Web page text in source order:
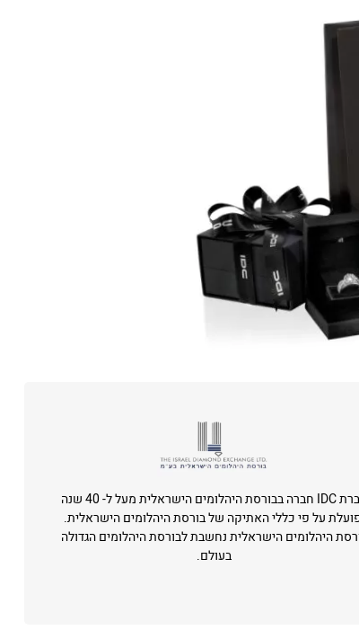
חברת IDC חברה בבורסת היהלומים הישראלית מעל ל- 40 שנה
על פי כללי האתיקה של בורסת היהלומים הישראלית.
היהלומים הישראלית נחשבת לבורסת היהלומים הגדולה
בעולם.